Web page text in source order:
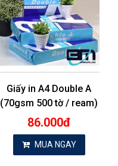
Giấy in A4 Double A
(70gsm 500 tờ / ream)
86.000đ
MUA NGAY